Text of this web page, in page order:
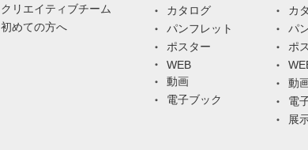
クリエイティブチーム
初めての方へ
カタログ
パンフレット
ポスター
WEB
動画
電子ブック
カ
パ
ポ
動
電
展